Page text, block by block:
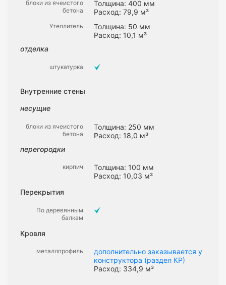
блоки из ячеистого
бетона
Толщина: 400 мм
Расход: 79,9 м³
Утеплитель
Толщина: 50 мм
Расход: 10,1 м³
отделка
штукатурка
Внутренние стены
несущие
блоки из ячеистого
бетона
Толщина: 250 мм
Расход: 18,0 м³
перегородки
кирпич
Толщина: 100 мм
Расход: 10,03 м³
Перекрытия
По деревянным
балкам
Кровля
металлпрофиль
дополнительно заказывается у
конструктора (раздел КР)
Расход: 334,9 м³